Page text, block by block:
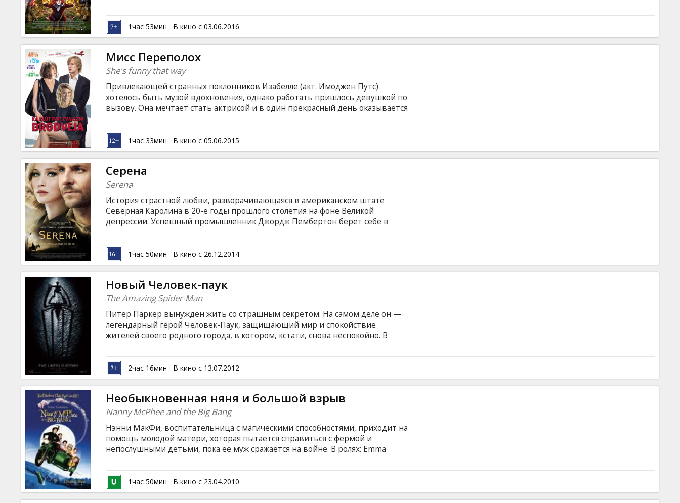
неожиданностей и ярких открытий, чтобы спасти своего друга, Безумного
Шляпника. Фильм на английском языке с субтитрами на латышском и
русском языках. Сеансы в формате 2D и 3D.
1час 53мин В кино с 03.06.2016
Мисс Переполох
She's funny that way
Привлекающей странных поклонников Изабелле (акт. Имоджен Путс)
хотелось быть музой вдохновения, однако работать пришлось девушкой по
вызову. Она мечтает стать актрисой и в один прекрасный день оказывается
режиссер с Бродвея Альберт (акт. Оуэн Уилсон). Ему нравится менять судьбы
женщин, предлагая круглую сумму денег взамен на то, что они откажутся от
прежней жизни и станут стремиться к своей мечте. Фильм на английском
языке с субтитрами на латышском и русском языках.
1час 33мин В кино с 05.06.2015
Серена
Serena
История страстной любви, разворачивающаяся в американском штате
Северная Каролина в 20-е годы прошлого столетия на фоне Великой
депрессии. Успешный промышленник Джордж Пембертон берет себе в
имела никакого отношения к лесозаготовке, она, возглавив бизнес-империю
мужа, удивляет подчиненных своей предприимчивостью, ответственным
подходом к делу и целеустремленностью.
1час 50мин В кино с 26.12.2014
Новый Человек-паук
The Amazing Spider-Man
Питер Паркер вынужден жить со страшным секретом. На самом деле он —
легендарный герой Человек-Паук, защищающий мир и спокойствие
жителей своего родного города, в котором, кстати, снова неспокойно. В
доктор Курт Коннерс превращается в жуткого Ящера, нагоняющего страх и
панику на жителей округи. В то же время на свободе оказывается известный
маньяк Клетус Кэсэди, уже подыскивающий себе новую жертву.
2час 16мин В кино с 13.07.2012
Hеобыкновенная няня и большой взрыв
Nanny McPhee and the Big Bang
Нэнни МакФи, воспитательница с магическими способностями, приходит на
помощь молодой матери, хоторая пытается справиться с фермой и
непослушными детьми, пока ее муж сражается на войне. В ролях: Emma
White Фильм на английском языке с субтитрами на латышском и русском
языках.1час 50мин В кино с 23.04.2010